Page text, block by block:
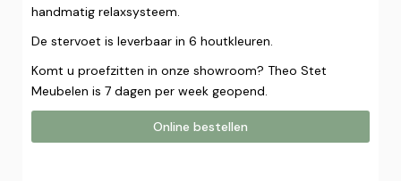
handmatig relaxsysteem.
De stervoet is leverbaar in 6 houtkleuren.
Komt u proefzitten in onze showroom? Theo Stet
Meubelen is 7 dagen per week geopend.
Online bestellen